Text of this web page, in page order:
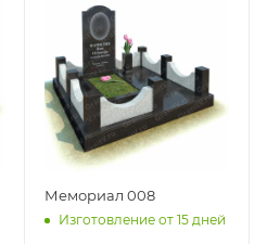
Мемориал 008
Изготовление от 15 дней